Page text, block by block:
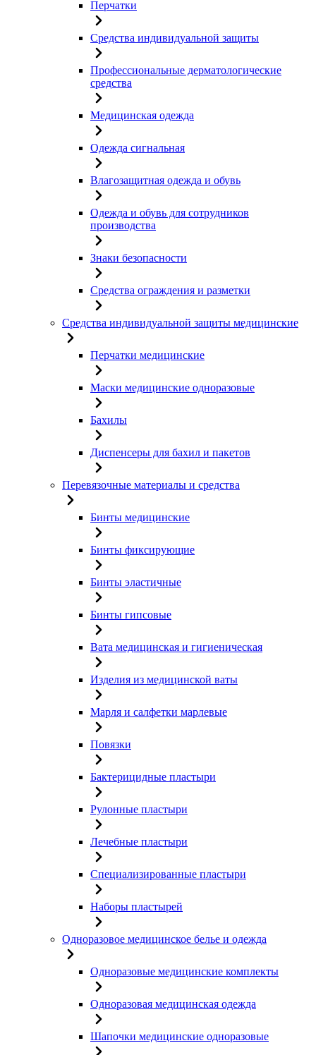
Перчатки
Средства индивидуальной защиты
Профессиональные дерматологические
средства
Медицинская одежда
Одежда сигнальная
Влагозащитная одежда и обувь
Одежда и обувь для сотрудников
производства
Знаки безопасности
Средства ограждения и разметки
Средства индивидуальной защиты медицинские
Перчатки медицинские
Маски медицинские одноразовые
Бахилы
Диспенсеры для бахил и пакетов
Перевязочные материалы и средства
Бинты медицинские
Бинты фиксирующие
Бинты эластичные
Бинты гипсовые
Вата медицинская и гигиеническая
Изделия из медицинской ваты
Марля и салфетки марлевые
Повязки
Бактерицидные пластыри
Рулонные пластыри
Лечебные пластыри
Специализированные пластыри
Наборы пластырей
Одноразовое медицинское белье и одежда
Одноразовые медицинские комплекты
Одноразовая медицинская одежда
Шапочки медицинские одноразовые